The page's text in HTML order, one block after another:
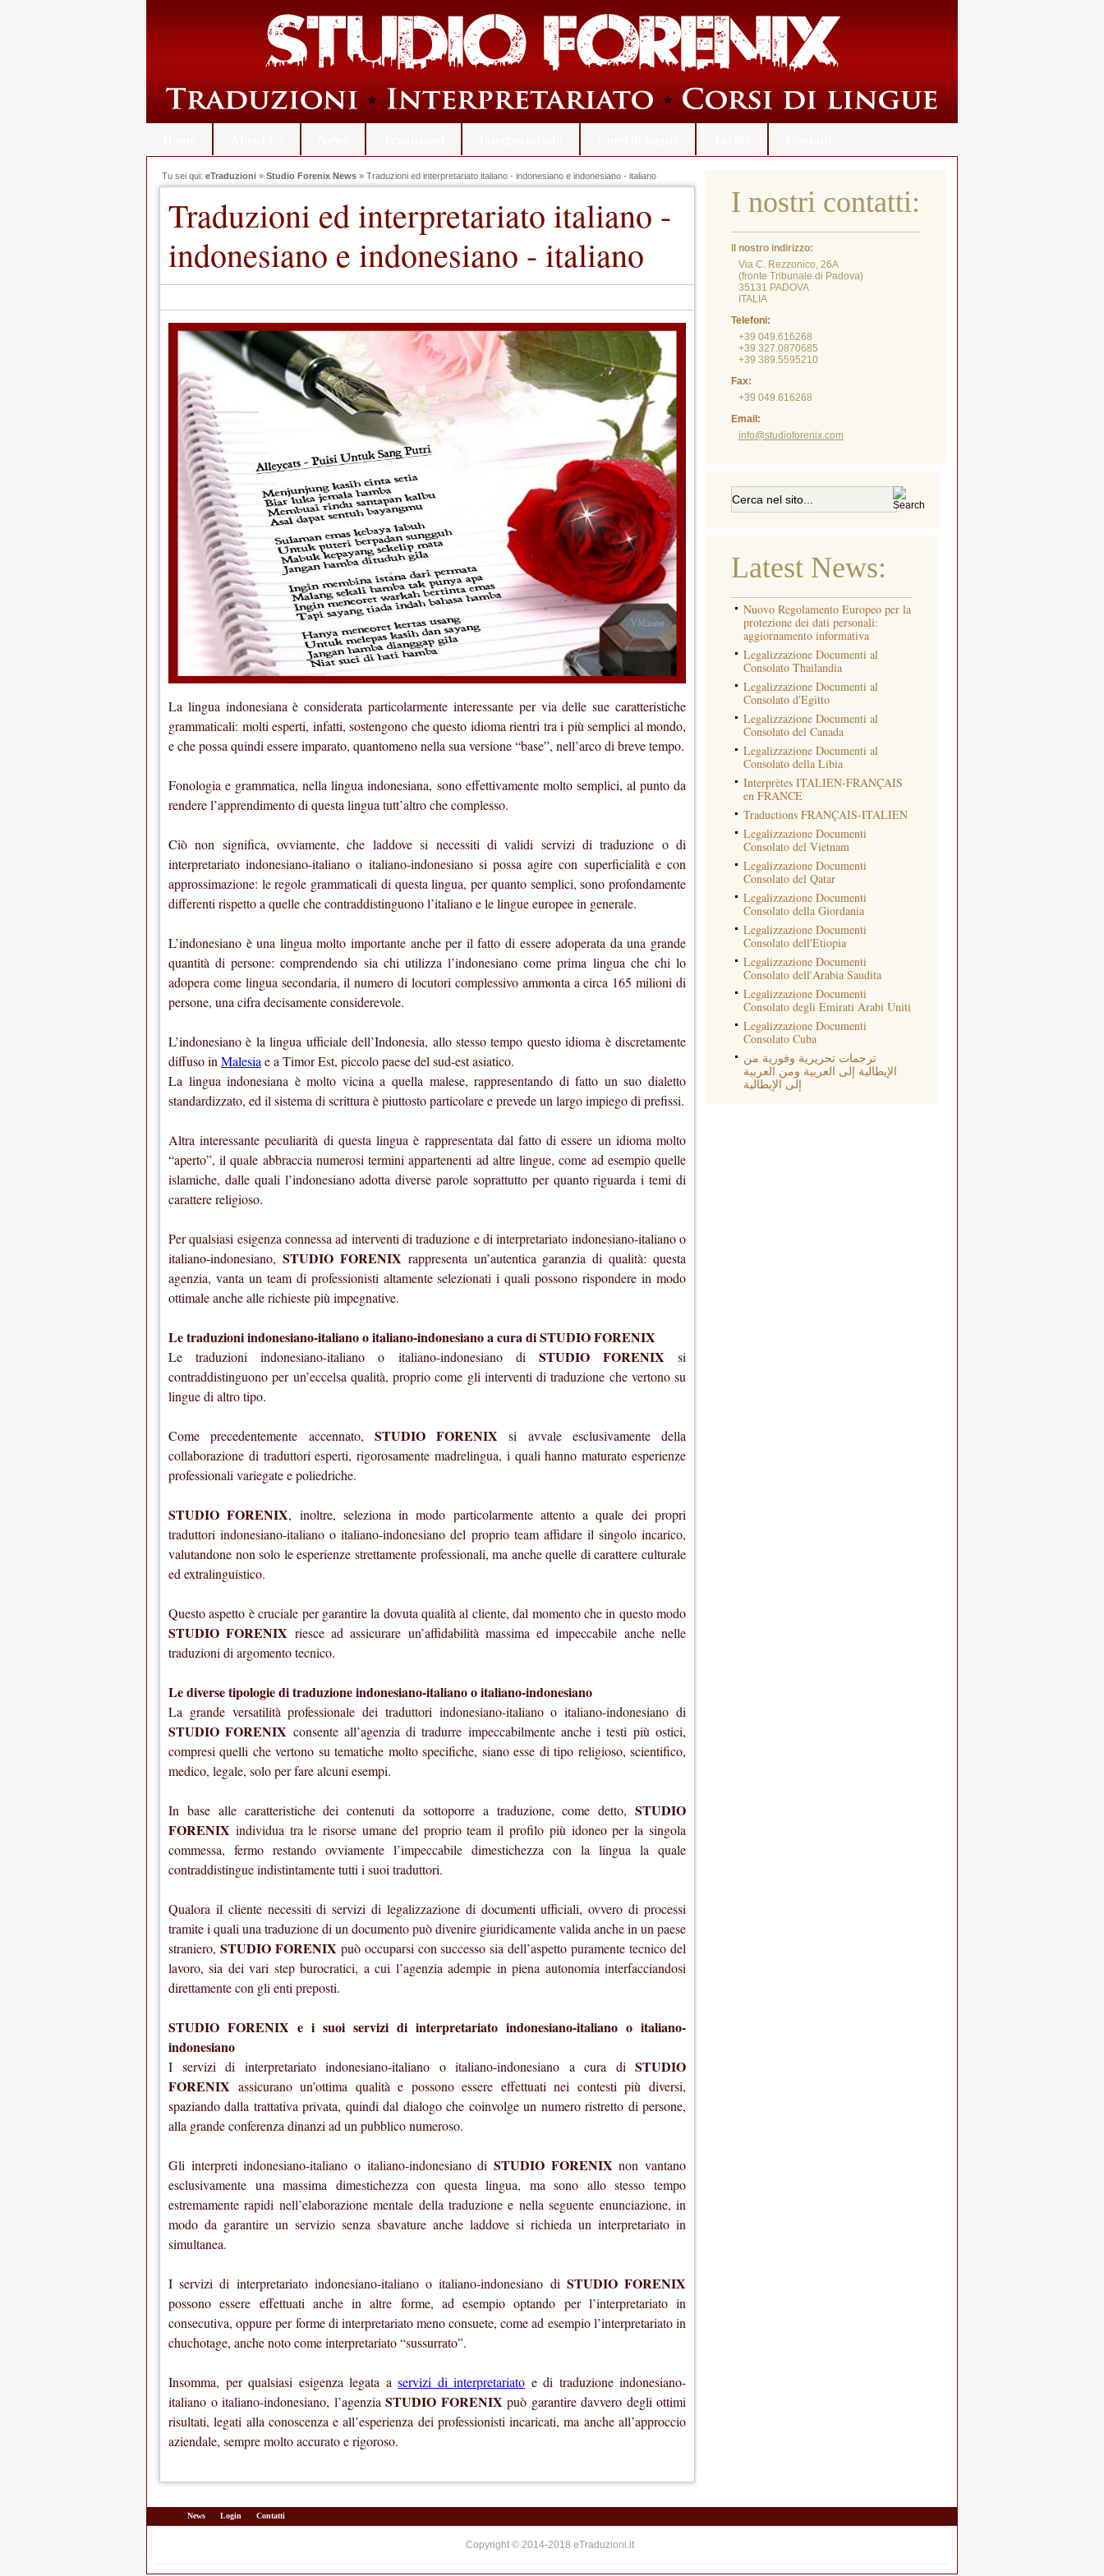
Tu sei qui: eTraduzioni » Studio Forenix News » Traduzioni ed interpretariato italiano - indonesiano e indonesiano - italiano
Traduzioni ed interpretariato italiano -
indonesiano e indonesiano - italiano
La lingua indonesiana è considerata particolarmente interessante per via delle sue caratteristiche
grammaticali: molti esperti, infatti, sostengono che questo idioma rientri tra i più semplici al mondo,
e che possa quindi essere imparato, quantomeno nella sua versione “base”, nell’arco di breve tempo.
Fonologia e grammatica, nella lingua indonesiana, sono effettivamente molto semplici, al punto da
rendere l’apprendimento di questa lingua tutt’altro che complesso.
Ciò non significa, ovviamente, che laddove si necessiti di validi servizi di traduzione o di
interpretariato indonesiano-italiano o italiano-indonesiano si possa agire con superficialità e con
approssimazione: le regole grammaticali di questa lingua, per quanto semplici, sono profondamente
differenti rispetto a quelle che contraddistinguono l’italiano e le lingue europee in generale.
L’indonesiano è una lingua molto importante anche per il fatto di essere adoperata da una grande
quantità di persone: comprendendo sia chi utilizza l’indonesiano come prima lingua che chi lo
adopera come lingua secondaria, il numero di locutori complessivo ammonta a circa 165 milioni di
persone, una cifra decisamente considerevole.
L’indonesiano è la lingua ufficiale dell’Indonesia, allo stesso tempo questo idioma è discretamente
diffuso in Malesia e a Timor Est, piccolo paese del sud-est asiatico.
La lingua indonesiana è molto vicina a quella malese, rappresentando di fatto un suo dialetto
standardizzato, ed il sistema di scrittura è piuttosto particolare e prevede un largo impiego di prefissi.
Altra interessante peculiarità di questa lingua è rappresentata dal fatto di essere un idioma molto
“aperto”, il quale abbraccia numerosi termini appartenenti ad altre lingue, come ad esempio quelle
islamiche, dalle quali l’indonesiano adotta diverse parole soprattutto per quanto riguarda i temi di
carattere religioso.
Per qualsiasi esigenza connessa ad interventi di traduzione e di interpretariato indonesiano-italiano o
italiano-indonesiano, STUDIO FORENIX rappresenta un’autentica garanzia di qualità: questa
agenzia, vanta un team di professionisti altamente selezionati i quali possono rispondere in modo
ottimale anche alle richieste più impegnative.
Le traduzioni indonesiano-italiano o italiano-indonesiano a cura di STUDIO FORENIX
Le traduzioni indonesiano-italiano o italiano-indonesiano di STUDIO FORENIX si
contraddistinguono per un’eccelsa qualità, proprio come gli interventi di traduzione che vertono su
lingue di altro tipo.
Come precedentemente accennato, STUDIO FORENIX si avvale esclusivamente della
collaborazione di traduttori esperti, rigorosamente madrelingua, i quali hanno maturato esperienze
professionali variegate e poliedriche.
STUDIO FORENIX, inoltre, seleziona in modo particolarmente attento a quale dei propri
traduttori indonesiano-italiano o italiano-indonesiano del proprio team affidare il singolo incarico,
valutandone non solo le esperienze strettamente professionali, ma anche quelle di carattere culturale
ed extralinguistico.
Questo aspetto è cruciale per garantire la dovuta qualità al cliente, dal momento che in questo modo
STUDIO FORENIX riesce ad assicurare un’affidabilità massima ed impeccabile anche nelle
traduzioni di argomento tecnico.
Le diverse tipologie di traduzione indonesiano-italiano o italiano-indonesiano
La grande versatilità professionale dei traduttori indonesiano-italiano o italiano-indonesiano di
STUDIO FORENIX consente all’agenzia di tradurre impeccabilmente anche i testi più ostici,
compresi quelli che vertono su tematiche molto specifiche, siano esse di tipo religioso, scientifico,
medico, legale, solo per fare alcuni esempi.
In base alle caratteristiche dei contenuti da sottoporre a traduzione, come detto, STUDIO
FORENIX individua tra le risorse umane del proprio team il profilo più idoneo per la singola
commessa, fermo restando ovviamente l’impeccabile dimestichezza con la lingua la quale
contraddistingue indistintamente tutti i suoi traduttori.
Qualora il cliente necessiti di servizi di legalizzazione di documenti ufficiali, ovvero di processi
tramite i quali una traduzione di un documento può divenire giuridicamente valida anche in un paese
straniero, STUDIO FORENIX può occuparsi con successo sia dell’aspetto puramente tecnico del
lavoro, sia dei vari step burocratici, a cui l’agenzia adempie in piena autonomia interfacciandosi
direttamente con gli enti preposti.
STUDIO FORENIX e i suoi servizi di interpretariato indonesiano-italiano o italiano-
indonesiano
I servizi di interpretariato indonesiano-italiano o italiano-indonesiano a cura di STUDIO
FORENIX assicurano un’ottima qualità e possono essere effettuati nei contesti più diversi,
spaziando dalla trattativa privata, quindi dal dialogo che coinvolge un numero ristretto di persone,
alla grande conferenza dinanzi ad un pubblico numeroso.
Gli interpreti indonesiano-italiano o italiano-indonesiano di STUDIO FORENIX non vantano
esclusivamente una massima dimestichezza con questa lingua, ma sono allo stesso tempo
estremamente rapidi nell’elaborazione mentale della traduzione e nella seguente enunciazione, in
modo da garantire un servizio senza sbavature anche laddove si richieda un interpretariato in
simultanea.
I servizi di interpretariato indonesiano-italiano o italiano-indonesiano di STUDIO FORENIX
possono essere effettuati anche in altre forme, ad esempio optando per l’interpretariato in
consecutiva, oppure per forme di interpretariato meno consuete, come ad esempio l’interpretariato in
chuchotage, anche noto come interpretariato “sussurrato”.
Insomma, per qualsiasi esigenza legata a servizi di interpretariato e di traduzione indonesiano-
italiano o italiano-indonesiano, l’agenzia STUDIO FORENIX può garantire davvero degli ottimi
risultati, legati alla conoscenza e all’esperienza dei professionisti incaricati, ma anche all’approccio
aziendale, sempre molto accurato e rigoroso.
I nostri contatti:
Il nostro indirizzo:
Via C. Rezzonico, 26A
(fronte Tribunale di Padova)
35131 PADOVA
ITALIA
Telefoni:
+39 049.616268
+39 327.0870685
+39 389.5595210
Fax:
+39 049.616268
Email:
info@studioforenix.com
Latest News:
Nuovo Regolamento Europeo per la
protezione dei dati personali:
aggiornamento informativa
Legalizzazione Documenti al
Consolato Thailandia
Legalizzazione Documenti al
Consolato d'Egitto
Legalizzazione Documenti al
Consolato del Canada
Legalizzazione Documenti al
Consolato della Libia
Interprètes ITALIEN-FRANÇAIS
en FRANCE
Traductions FRANÇAIS-ITALIEN
Legalizzazione Documenti
Consolato del Vietnam
Legalizzazione Documenti
Consolato del Qatar
Legalizzazione Documenti
Consolato della Giordania
Legalizzazione Documenti
Consolato dell'Etiopia
Legalizzazione Documenti
Consolato dell'Arabia Saudita
Legalizzazione Documenti
Consolato degli Emirati Arabi Uniti
Legalizzazione Documenti
Consolato Cuba
ترجمات تحريرية وفورية من
الإيطالية إلى العربية ومن العربية
إلى الإيطالية
News Login Contatti
Copyright © 2014-2018 eTraduzioni.it